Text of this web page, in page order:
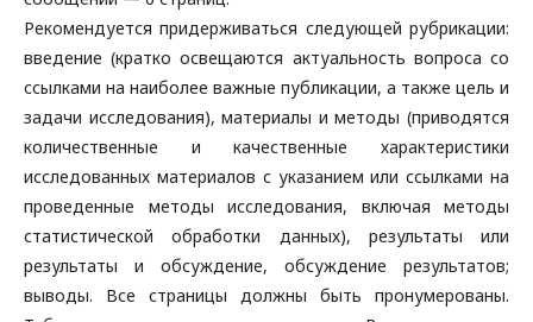
Рекомендуется придерживаться следующей рубрикации:
введение (кратко освещаются актуальность вопроса со
ссылками на наиболее важные публикации, а также цель и
задачи исследования), материалы и методы (приводятся
количественные и качественные характеристики
исследованных материалов с указанием или ссылками на
проведенные методы исследования, включая методы
статистической обработки данных), результаты или
результаты и обсуждение, обсуждение результатов;
выводы. Все страницы должны быть пронумерованы.